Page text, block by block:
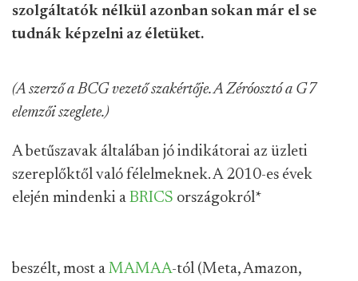
szolgáltatók nélkül azonban sokan már el se
tudnák képzelni az életüket.
(A szerző a BCG vezető szakértője. A Zéróosztó a G7
elemzői szeglete.)
A betűszavak általában jó indikátorai az üzleti
szereplőktől való félelmeknek. A 2010-es évek
elején mindenki a BRICS országokról*
beszélt, most a MAMAA-tól (Meta, Amazon,